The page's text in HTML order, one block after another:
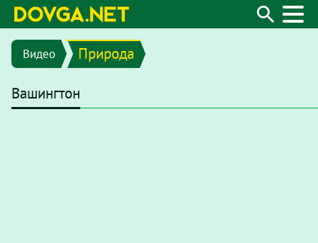
Видео Природа
Вашингтон